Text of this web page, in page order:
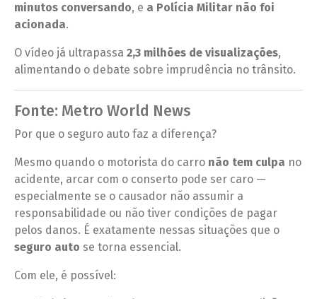
minutos conversando, e a Polícia Militar não foi
acionada.
O vídeo já ultrapassa 2,3 milhões de visualizações,
alimentando o debate sobre imprudência no trânsito.
Fonte: Metro World News
Por que o seguro auto faz a diferença?
Mesmo quando o motorista do carro não tem culpa no
acidente, arcar com o conserto pode ser caro —
especialmente se o causador não assumir a
responsabilidade ou não tiver condições de pagar
pelos danos. É exatamente nessas situações que o
seguro auto se torna essencial.
Com ele, é possível: